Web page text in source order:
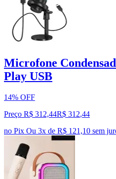
Microfone
Play USB
14% OFF
Preço R$ 312,44R$ 312,44
no Pix Ou 3x de R$ 121,10 sem